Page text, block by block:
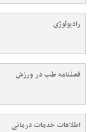
رادیولوژی
فصلنامه طب در ورزش
اطلاعات خدمات درمانی